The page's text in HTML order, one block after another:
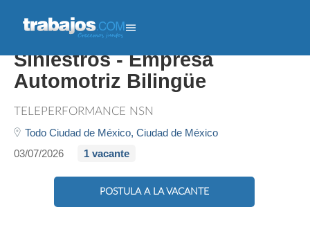
Ejecutivo Asistencia Víal /
Siniestros - Empresa
Automotriz Bilingüe
TELEPERFORMANCE NSN
Todo Ciudad de México, Ciudad de México
03/07/2026
1 vacante
POSTULA A LA VACANTE